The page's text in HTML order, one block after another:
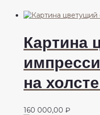
Картина
на
160 000,00 ₽